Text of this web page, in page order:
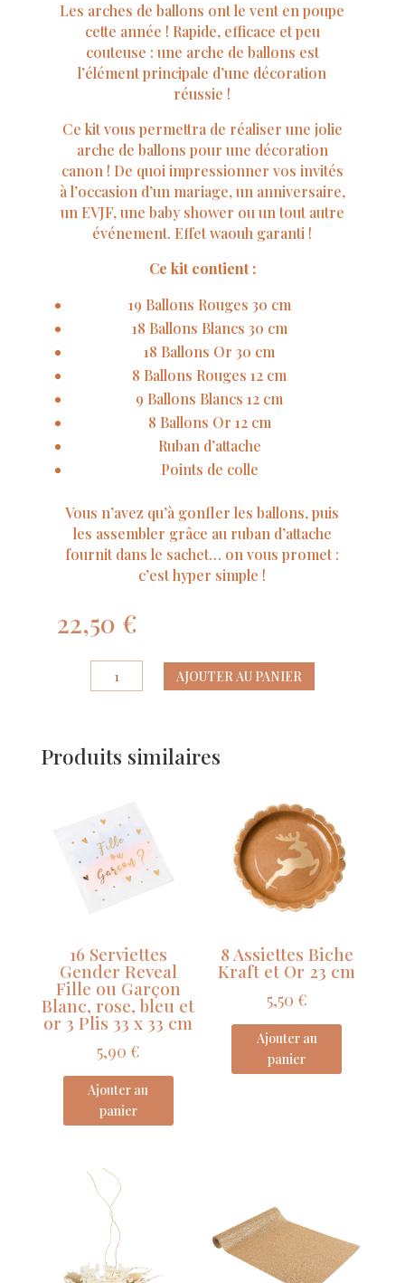
Les arches de ballons ont le vent en poupe
cette année ! Rapide, efficace et peu
couteuse : une arche de ballons est
l’élément principale d’une décoration
réussie !
Ce kit vous permettra de réaliser une jolie
arche de ballons pour une décoration
canon ! De quoi impressionner vos invités
à l’occasion d’un mariage, un anniversaire,
un EVJF, une baby shower ou un tout autre
événement. Effet waouh garanti !
Ce kit contient :
19 Ballons Rouges 30 cm
18 Ballons Blancs 30 cm
18 Ballons Or 30 cm
8 Ballons Rouges 12 cm
9 Ballons Blancs 12 cm
8 Ballons Or 12 cm
Ruban d’attache
Points de colle
Vous n’avez qu’à gonfler les ballons, puis
les assembler grâce au ruban d’attache
fournit dans le sachet… on vous promet :
c’est hyper simple !
22,50 €
quantité
de
de
Rouge,
Blanc
et
Or
AJOUTER AU PANIER
Produits similaires
16 Serviettes
Gender Reveal
Fille ou Garçon
Blanc, rose, bleu et
or 3 Plis 33 x 33 cm
5,90 €
Ajouter au
panier
8 Assiettes Biche
Kraft et Or 23 cm
5,50 €
Ajouter au
panier